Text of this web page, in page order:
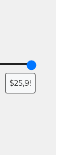
the
product
page